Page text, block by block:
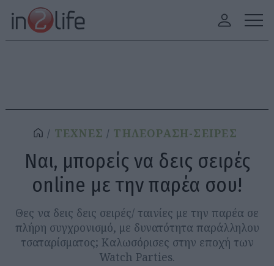
ΤΕΧΝΕΣ ΤΗΛΕΟΡΑΣΗ-ΣΕΙΡΕΣ
Ναι, μπορείς να δεις σειρές
online με την παρέα σου!
Θες να δεις δεις σειρές/ ταινίες με την παρέα σε
πλήρη συγχρονισμό, με δυνατότητα παράλληλου
τσαταρίσματος; Καλωσόρισες στην εποχή των
Watch Parties.